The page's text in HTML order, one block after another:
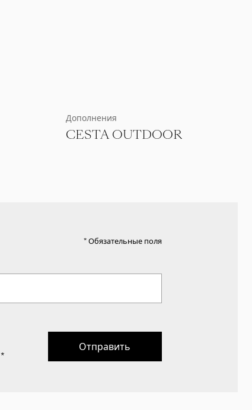
Дополнения
CESTA OUTDOOR
* Обязательные поля
*
Отправить